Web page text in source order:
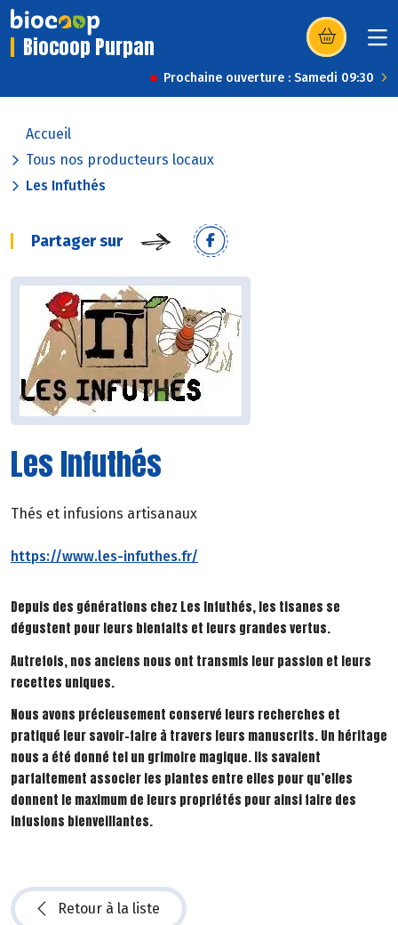
Biocoop Purpan (s’ouvre dans
Prochaine ouverture : Samedi 09:30
Accueil
Tous nos producteurs locaux
Les Infuthés
Partager sur
Les Infuthés
Thés et infusions artisanaux
https://www.les-infuthes.fr/
Depuis des générations chez Les Infuthés, les tisanes se
dégustent pour leurs bienfaits et leurs grandes vertus.
Autrefois, nos anciens nous ont transmis leur passion et leurs
recettes uniques.
Nous avons précieusement conservé leurs recherches et
pratiqué leur savoir-faire à travers leurs manuscrits. Un héritage
nous a été donné tel un grimoire magique. Ils savaient
parfaitement associer les plantes entre elles pour qu’elles
donnent le maximum de leurs propriétés pour ainsi faire des
infusions bienveillantes.
Retour à la liste